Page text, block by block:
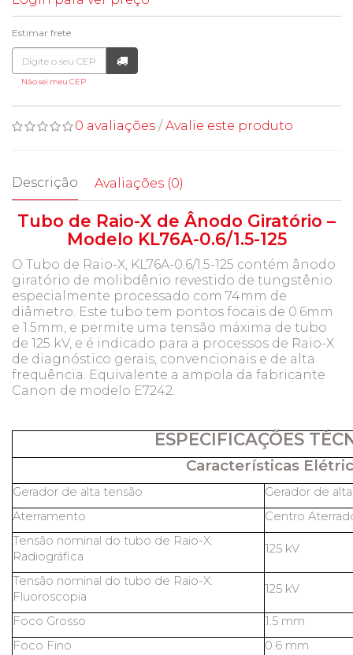
Estimar frete
Não sei meu CEP
0 avaliações / Avalie este produto
Descrição Avaliações (0)
Tubo de Raio-X de Ânodo Giratório –
Modelo KL76A-0.6/1.5-125
O Tubo de Raio-X, KL76A-0.6/1.5-125 contém ânodo
giratório de molibdênio revestido de tungstênio
especialmente processado com 74mm de
diâmetro. Este tubo tem pontos focais de 0.6mm
e 1.5mm, e permite uma tensão máxima de tubo
de 125 kV, e é indicado para a processos de Raio-X
de diagnóstico gerais, convencionais e de alta
frequência. Equivalente a ampola da fabricante
Canon de modelo E7242.
ESPECIFICAÇÕES
Características
Gerador de alta tensão
Gerador de
Aterramento
Centro
Tensão nominal do tubo de Raio-X:
Radiográfica
125 kV
Tensão nominal do tubo de Raio-X:
Fluoroscopia
125 kV
Foco Grosso
1.5 mm
Foco Fino
0.6 mm